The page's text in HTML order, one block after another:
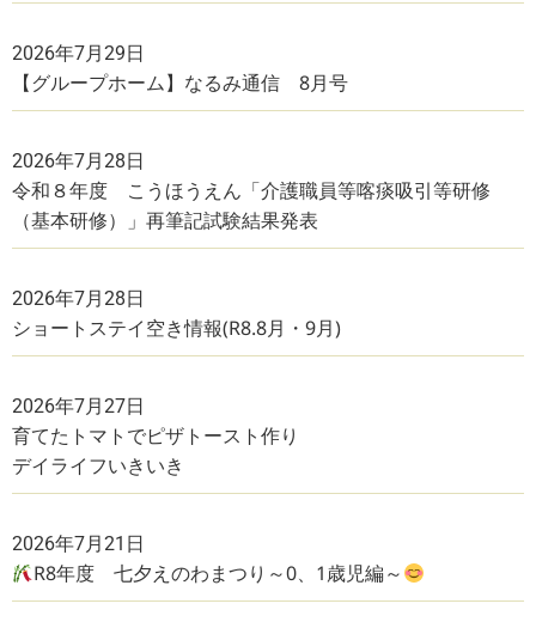
2026年7月29日
【グループホーム】なるみ通信 8月号
2026年7月28日
令和８年度 こうほうえん「介護職員等喀痰吸引等研修
（基本研修）」再筆記試験結果発表
2026年7月28日
ショートステイ空き情報(R8.8月・9月)
2026年7月27日
育てたトマトでピザトースト作り
デイライフいきいき
2026年7月21日
R8年度 七夕えのわまつり～0、1歳児編～